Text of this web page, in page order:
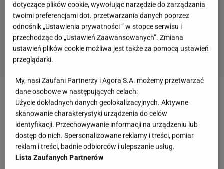
Bungee fitness wspomaga wszystkie te cele.
Podczas wiszenia na elastycznej linie
przymocowanej do sufitu możemy mieć wrażenia
podobne do tych, które towarzyszą skokom na
bungee. Jednak wisimy w zamkniętej sali, dość
dotyczące plików cookie, wywołując narzędzie do zarządzania
twoimi preferencjami dot. przetwarzania danych poprzez
odnośnik „Ustawienia prywatności ” w stopce serwisu i
przechodząc do „Ustawień Zaawansowanych”. Zmiana
ustawień plików cookie możliwa jest także za pomocą ustawień
przeglądarki.
My, nasi Zaufani Partnerzy i Agora S.A. możemy przetwarzać
dane osobowe w następujących celach:
Użycie dokładnych danych geolokalizacyjnych. Aktywne
skanowanie charakterystyki urządzenia do celów
identyfikacji. Przechowywanie informacji na urządzeniu lub
dostęp do nich. Spersonalizowane reklamy i treści, pomiar
reklam i treści, badnie odbiorców i ulepszanie usług.
Lista Zaufanych Partnerów